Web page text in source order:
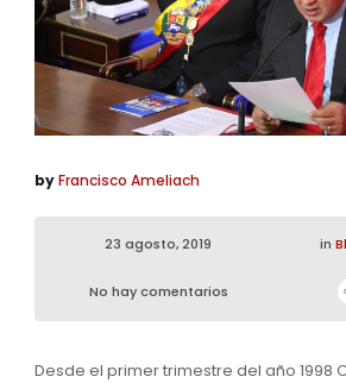
byFrancisco Ameliach
23 agosto, 2019 in
No hay comentarios
Desde el primer trimestre del año 1998